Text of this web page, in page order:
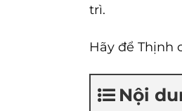
trì.
Hãy để Thịnh
Nội